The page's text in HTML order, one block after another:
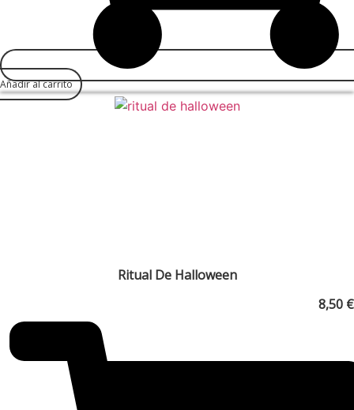
Añadir al carrito
Ritual De Halloween
8,50 €